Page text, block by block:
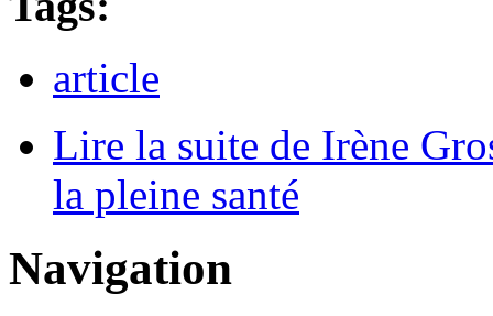
article
Lire la suite de Irène
la pleine santé
Navigation